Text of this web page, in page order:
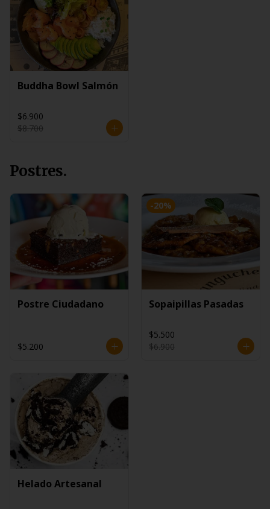
Buddha Bowl Salmón
$6.900
$8.700
Postres.
Postre Ciudadano
$5.200
-20%
Sopaipillas Pasadas
$5.500
$6.900
Helado Artesanal